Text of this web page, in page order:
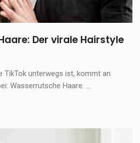
Der virale Hairstyle
TikTok unterwegs ist, kommt an
Wasserrutsche Haare. ...